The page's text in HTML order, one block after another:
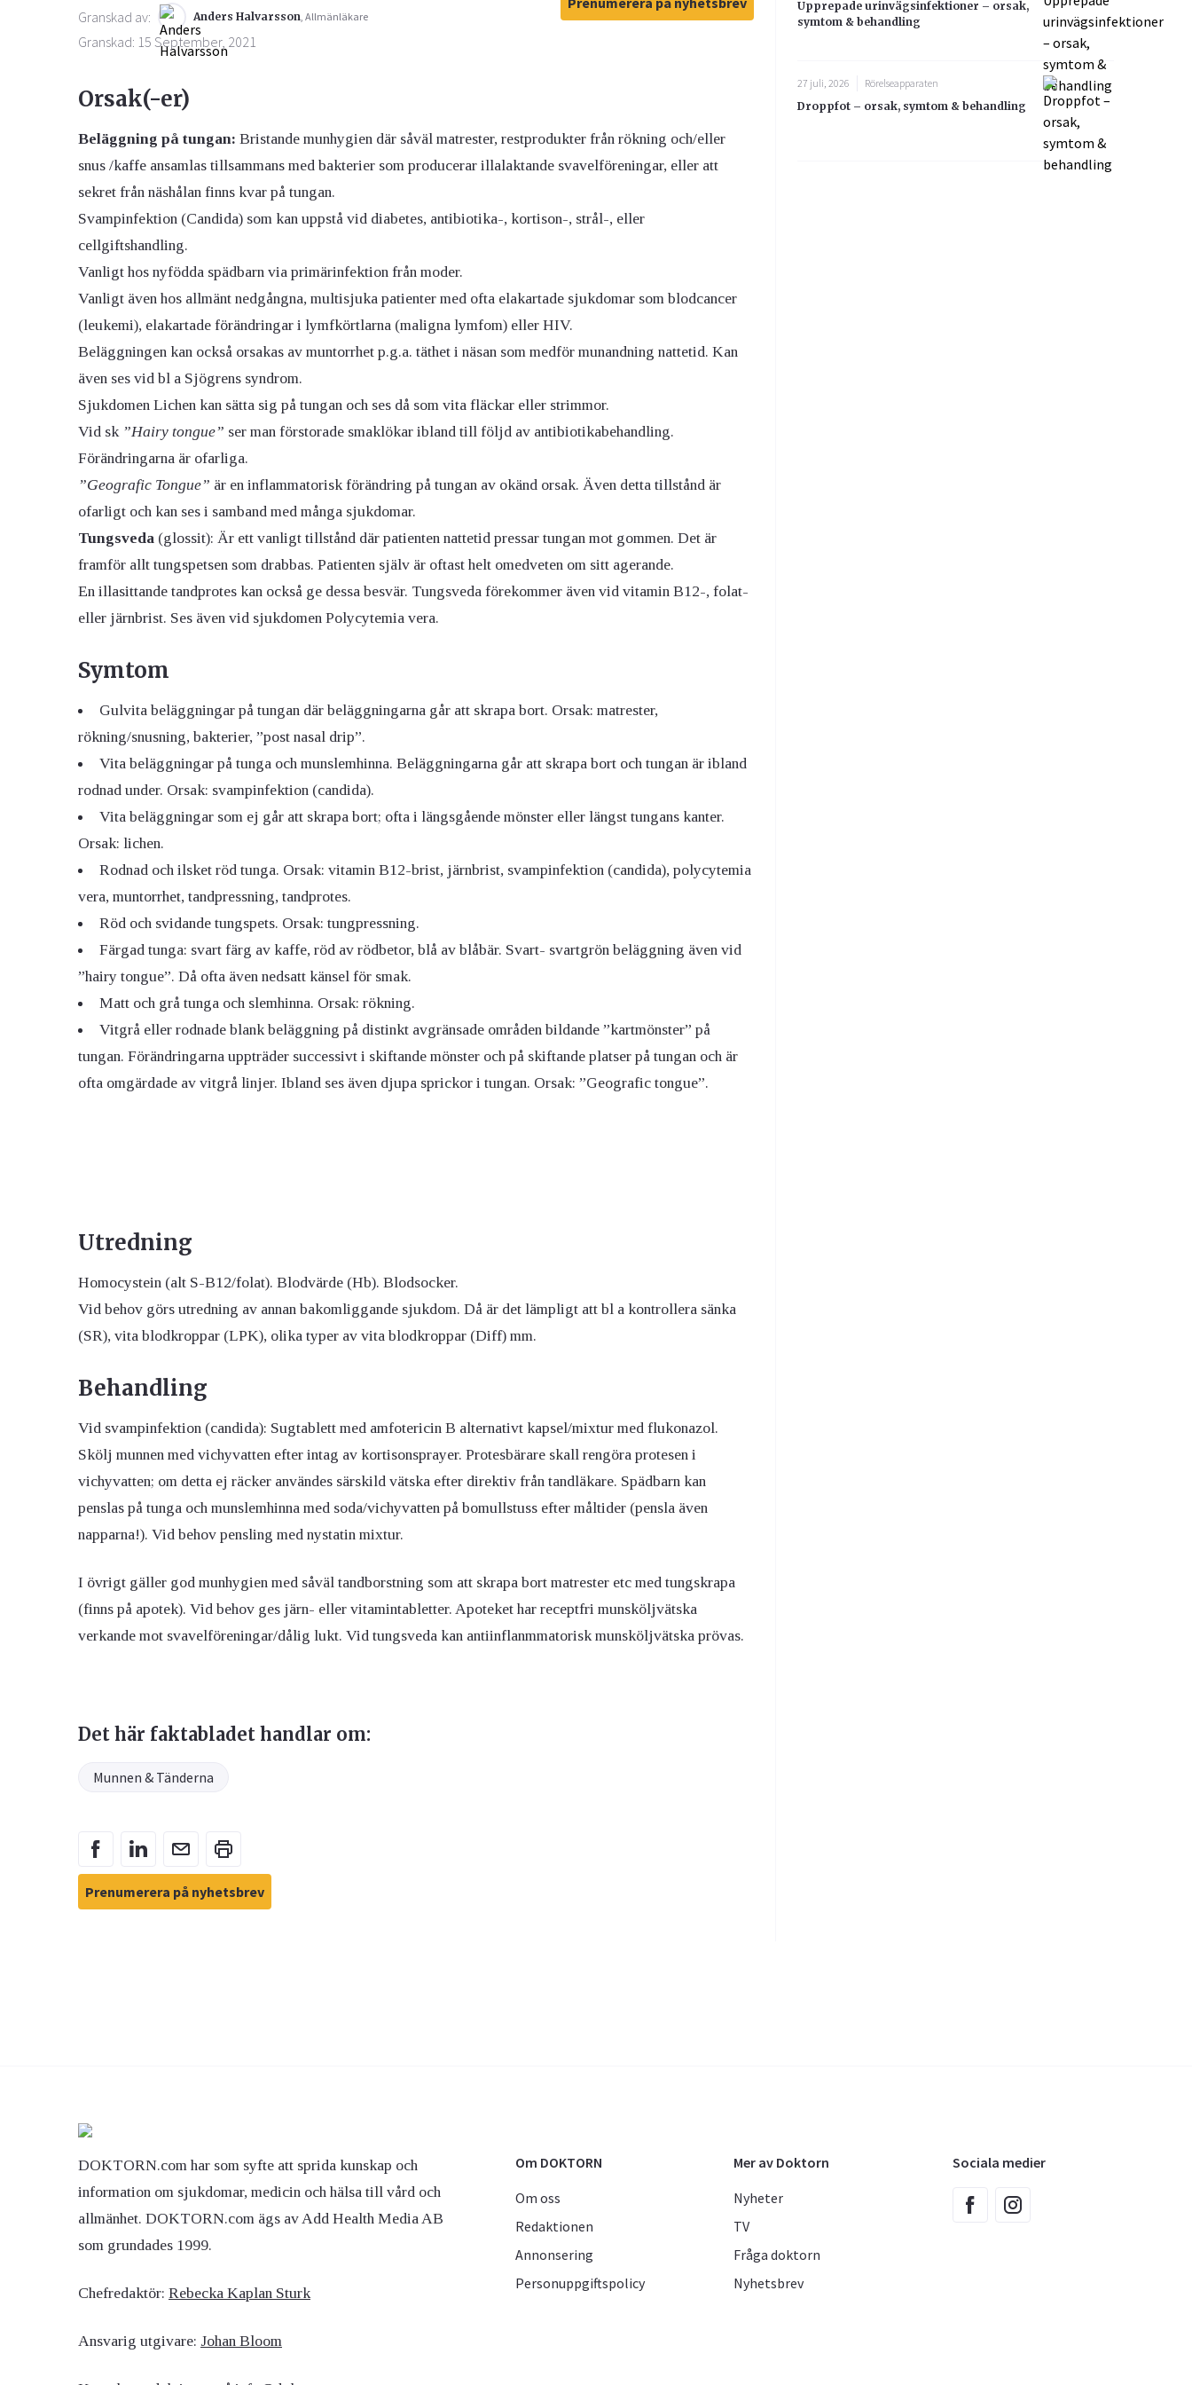
Granskad av: Anders Halvarsson, Allmänläkare
Granskad: 15 September, 2021
Orsak(-er)
Beläggning på tungan: Bristande munhygien där såväl matrester, restprodukter från rökning och/eller
snus /kaffe ansamlas tillsammans med bakterier som producerar illalaktande svavelföreningar, eller att
sekret från näshålan finns kvar på tungan.
Svampinfektion (Candida) som kan uppstå vid diabetes, antibiotika-, kortison-, strål-, eller
cellgiftshandling.
Vanligt hos nyfödda spädbarn via primärinfektion från moder.
Vanligt även hos allmänt nedgångna, multisjuka patienter med ofta elakartade sjukdomar som blodcancer
(leukemi), elakartade förändringar i lymfkörtlarna (maligna lymfom) eller HIV.
Beläggningen kan också orsakas av muntorrhet p.g.a. täthet i näsan som medför munandning nattetid. Kan
även ses vid bl a Sjögrens syndrom.
Sjukdomen Lichen kan sätta sig på tungan och ses då som vita fläckar eller strimmor.
Vid sk ”Hairy tongue” ser man förstorade smaklökar ibland till följd av antibiotikabehandling.
Förändringarna är ofarliga.
”Geografic Tongue” är en inflammatorisk förändring på tungan av okänd orsak. Även detta tillstånd är
ofarligt och kan ses i samband med många sjukdomar.
Tungsveda (glossit): Är ett vanligt tillstånd där patienten nattetid pressar tungan mot gommen. Det är
framför allt tungspetsen som drabbas. Patienten själv är oftast helt omedveten om sitt agerande.
En illasittande tandprotes kan också ge dessa besvär. Tungsveda förekommer även vid vitamin B12-, folat-
eller järnbrist. Ses även vid sjukdomen Polycytemia vera.
Symtom
Gulvita beläggningar på tungan där beläggningarna går att skrapa bort. Orsak: matrester,
rökning/snusning, bakterier, ”post nasal drip”.
Vita beläggningar på tunga och munslemhinna. Beläggningarna går att skrapa bort och tungan är ibland
rodnad under. Orsak: svampinfektion (candida).
Vita beläggningar som ej går att skrapa bort; ofta i längsgående mönster eller längst tungans kanter.
Orsak: lichen.
Rodnad och ilsket röd tunga. Orsak: vitamin B12-brist, järnbrist, svampinfektion (candida), polycytemia
vera, muntorrhet, tandpressning, tandprotes.
Röd och svidande tungspets. Orsak: tungpressning.
Färgad tunga: svart färg av kaffe, röd av rödbetor, blå av blåbär. Svart- svartgrön beläggning även vid
”hairy tongue”. Då ofta även nedsatt känsel för smak.
Matt och grå tunga och slemhinna. Orsak: rökning.
Vitgrå eller rodnade blank beläggning på distinkt avgränsade områden bildande ”kartmönster” på
tungan. Förändringarna uppträder successivt i skiftande mönster och på skiftande platser på tungan och är
ofta omgärdade av vitgrå linjer. Ibland ses även djupa sprickor i tungan. Orsak: ”Geografic tongue”.
Utredning
Homocystein (alt S-B12/folat). Blodvärde (Hb). Blodsocker.
Vid behov görs utredning av annan bakomliggande sjukdom. Då är det lämpligt att bl a kontrollera sänka
(SR), vita blodkroppar (LPK), olika typer av vita blodkroppar (Diff) mm.
Behandling
Vid svampinfektion (candida): Sugtablett med amfotericin B alternativt kapsel/mixtur med flukonazol.
Skölj munnen med vichyvatten efter intag av kortisonsprayer. Protesbärare skall rengöra protesen i
vichyvatten; om detta ej räcker användes särskild vätska efter direktiv från tandläkare. Spädbarn kan
penslas på tunga och munslemhinna med soda/vichyvatten på bomullstuss efter måltider (pensla även
napparna!). Vid behov pensling med nystatin mixtur.
I övrigt gäller god munhygien med såväl tandborstning som att skrapa bort matrester etc med tungskrapa
(finns på apotek). Vid behov ges järn- eller vitamintabletter. Apoteket har receptfri munsköljvätska
verkande mot svavelföreningar/dålig lukt. Vid tungsveda kan antiinflanmmatorisk munsköljvätska prövas.
Det här faktabladet handlar om:
Munnen & Tänderna
Prenumerera på nyhetsbrev
Upprepade urinvägsinfektioner – orsak,
symtom & behandling
27 juli, 2026
Rörelseapparaten
Droppfot – orsak, symtom & behandling
DOKTORN.com har som syfte att sprida kunskap och
information om sjukdomar, medicin och hälsa till vård och
allmänhet. DOKTORN.com ägs av Add Health Media AB
som grundades 1999.
Chefredaktör: Rebecka Kaplan Sturk
Ansvarig utgivare: Johan Bloom
Om DOKTORN
Om oss
Redaktionen
Annonsering
Personuppgiftspolicy
Mer av Doktorn
Nyheter
TV
Fråga doktorn
Nyhetsbrev
Sociala medier